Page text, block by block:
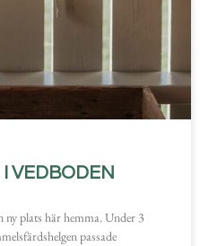
VEDBODEN
plats här hemma. Under 3
passade